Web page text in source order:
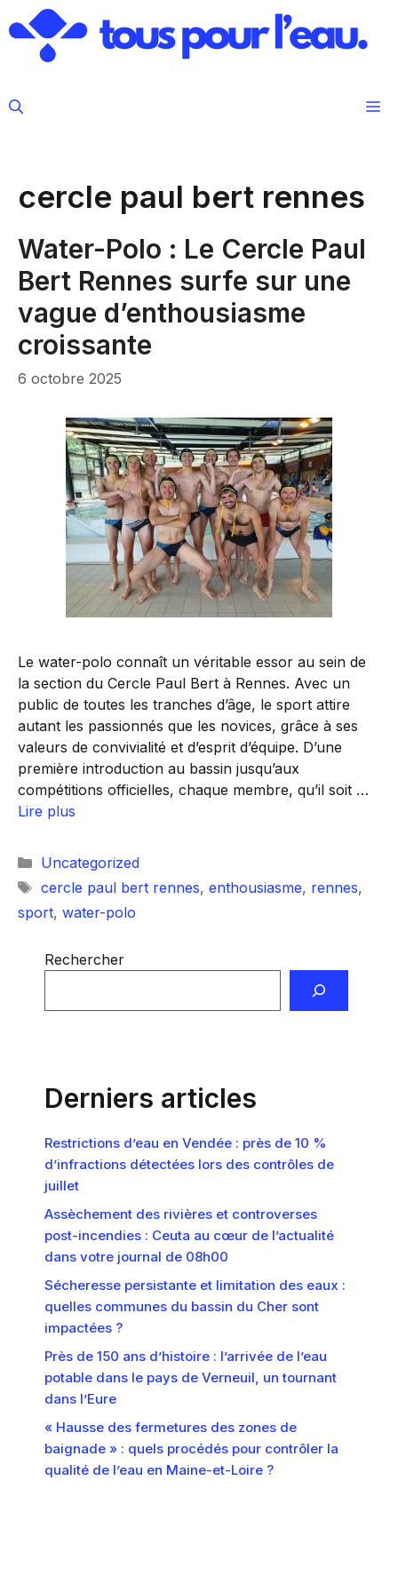
au
contenu
cercle paul bert rennes
Water-Polo : Le Cercle Paul
Bert Rennes surfe sur une
vague d’enthousiasme
croissante
6 octobre 2025
Le water-polo connaît un véritable essor au sein de
la section du Cercle Paul Bert à Rennes. Avec un
public de toutes les tranches d’âge, le sport attire
autant les passionnés que les novices, grâce à ses
valeurs de convivialité et d’esprit d’équipe. D’une
première introduction au bassin jusqu’aux
compétitions officielles, chaque membre, qu’il soit …
Lire plus
Catégories
Uncategorized
Étiquettes
cercle paul bert rennes, enthousiasme, rennes,
sport, water-polo
Rechercher
Derniers articles
Restrictions d’eau en Vendée : près de 10 %
d’infractions détectées lors des contrôles de
juillet
Assèchement des rivières et controverses
post-incendies : Ceuta au cœur de l’actualité
dans votre journal de 08h00
Sécheresse persistante et limitation des eaux :
quelles communes du bassin du Cher sont
impactées ?
Près de 150 ans d’histoire : l’arrivée de l’eau
potable dans le pays de Verneuil, un tournant
dans l’Eure
« Hausse des fermetures des zones de
baignade » : quels procédés pour contrôler la
qualité de l’eau en Maine-et-Loire ?